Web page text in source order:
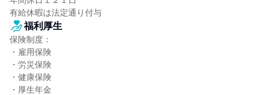
有給休暇は法定通り付与
福利厚生
保険制度：
・雇用保険
・労災保険
・健康保険
・厚生年金